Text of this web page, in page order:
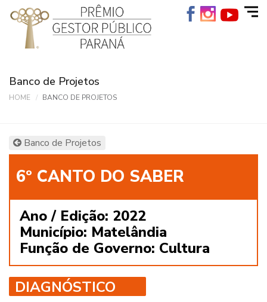
Banco de Projetos
HOME BANCO DE PROJETOS
Banco de Projetos
6º CANTO DO SABER
Ano / Edição: 2022
Município: Matelândia
Função de Governo: Cultura
DIAGNÓSTICO